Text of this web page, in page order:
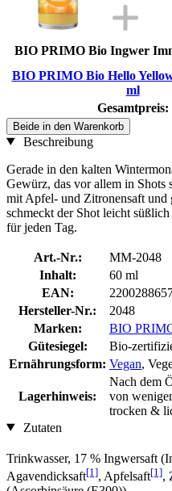
BIO PRIMO Bio Ingwer
BIO PRIMO Bio Hello
ml
Gesamtpreis:
Beide in den Warenkorb
Beschreibung
Gerade in den kalten
Gewürz, das vor allem in
mit Apfel- und Zitronensaft und
schmeckt der Shot leicht
für jeden Tag.
Art.-Nr.:
MM-2048
Inhalt:
60 ml
EAN:
Hersteller-Nr.:
2048
Marken:
BIO
Gütesiegel:
Bio-
Ernährungsform: Vegan,
Lagerhinweis:
Nach dem
von
trocken &
Zutaten
Trinkwasser, 17 % Ingwersaft
Agavendicksaft[1], Apfelsaft[1],